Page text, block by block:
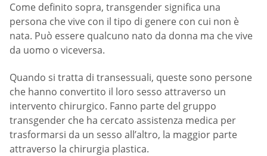
Come definito sopra, transgender significa una
persona che vive con il tipo di genere con cui non è
nata. Può essere qualcuno nato da donna ma che vive
da uomo o viceversa.
Quando si tratta di transessuali, queste sono persone
che hanno convertito il loro sesso attraverso un
intervento chirurgico. Fanno parte del gruppo
transgender che ha cercato assistenza medica per
trasformarsi da un sesso all’altro, la maggior parte
attraverso la chirurgia plastica.